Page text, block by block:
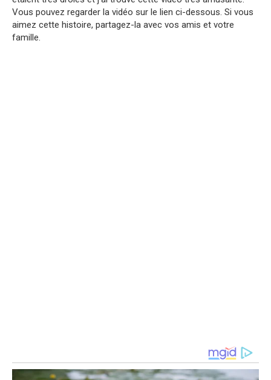
Vous pouvez regarder la vidéo sur le lien ci-dessous. Si vous
aimez cette histoire, partagez-la avec vos amis et votre
famille.